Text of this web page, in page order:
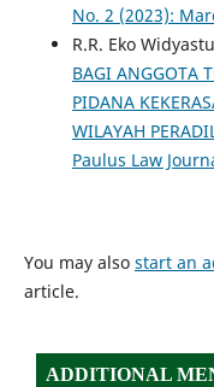
No. 2 (2023):
R.R. Eko
BAGI ANGGOTA
PIDANA
WILAYAH
Paulus Law
You may also start an
article.
ADDITIONAL